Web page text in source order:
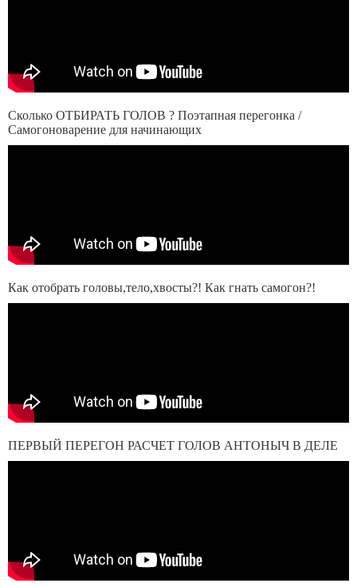
Сколько ОТБИРАТЬ ГОЛОВ ? Поэтапная перегонка /
Самогоноварение для начинающих
Как отобрать головы,тело,хвосты?! Как гнать самогон?!
ПЕРВЫЙ ПЕРЕГОН РАСЧЕТ ГОЛОВ АНТОНЫЧ В ДЕЛЕ